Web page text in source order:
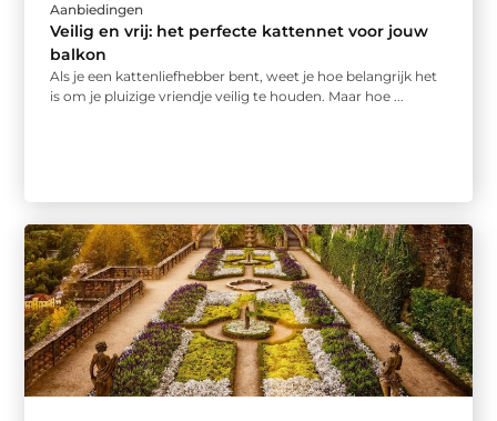
Aanbiedingen
Veilig en vrij: het perfecte kattennet voor jouw
balkon
Als je een kattenliefhebber bent, weet je hoe belangrijk het
is om je pluizige vriendje veilig te houden. Maar hoe ...